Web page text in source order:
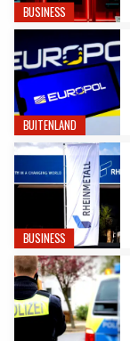
BUSINESS
BUITENLAND
BUSINESS